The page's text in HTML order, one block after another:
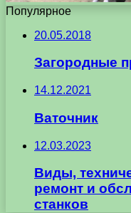
Популярное
20.05.2018
Загородные
14.12.2021
Ваточник
12.03.2023
Виды,
ремонт и
станков